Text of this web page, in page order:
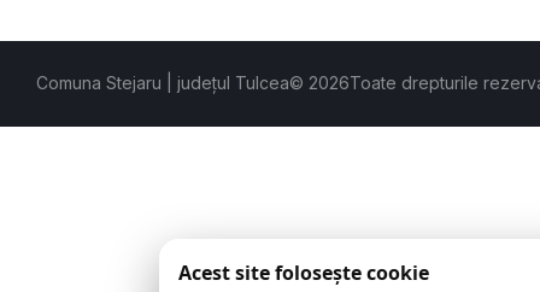
Comuna Stejaru | județul Tulcea© 2026Toate drepturile
Acest site folosește cookie